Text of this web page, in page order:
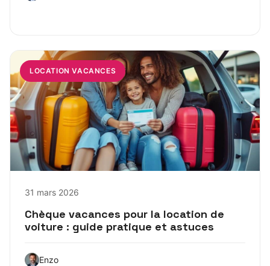
LOCATION VACANCES
31 mars 2026
Chèque vacances pour la location de
voiture : guide pratique et astuces
Enzo